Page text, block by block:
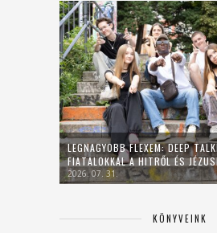
LEGNAGYOBB FLEXEM: DEEP
FIATALOKKAL A HITRŐL ÉS
2026. 07. 31.
KÖNYVEINK